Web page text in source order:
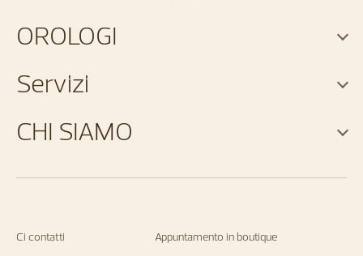
Ci contatti
Appuntamento in boutique
OROLOGI
Servizi
CHI SIAMO